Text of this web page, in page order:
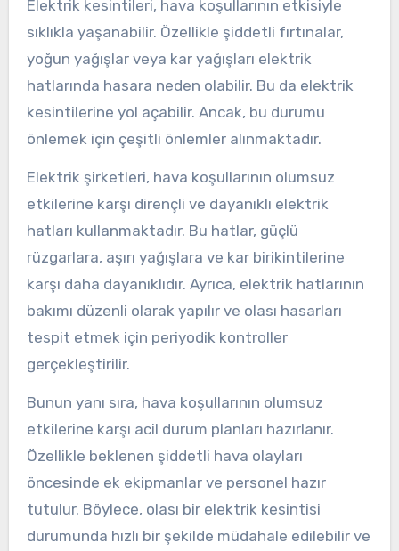
Elektrik kesintileri, hava koşullarının etkisiyle
sıklıkla yaşanabilir. Özellikle şiddetli fırtınalar,
yoğun yağışlar veya kar yağışları elektrik
hatlarında hasara neden olabilir. Bu da elektrik
kesintilerine yol açabilir. Ancak, bu durumu
önlemek için çeşitli önlemler alınmaktadır.
Elektrik şirketleri, hava koşullarının olumsuz
etkilerine karşı dirençli ve dayanıklı elektrik
hatları kullanmaktadır. Bu hatlar, güçlü
rüzgarlara, aşırı yağışlara ve kar birikintilerine
karşı daha dayanıklıdır. Ayrıca, elektrik hatlarının
bakımı düzenli olarak yapılır ve olası hasarları
tespit etmek için periyodik kontroller
gerçekleştirilir.
Bunun yanı sıra, hava koşullarının olumsuz
etkilerine karşı acil durum planları hazırlanır.
Özellikle beklenen şiddetli hava olayları
öncesinde ek ekipmanlar ve personel hazır
tutulur. Böylece, olası bir elektrik kesintisi
durumunda hızlı bir şekilde müdahale edilebilir ve